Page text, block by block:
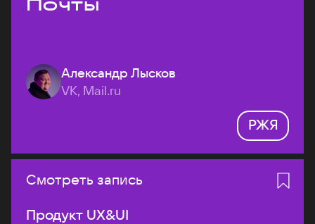
Почты
Александр Лысков
VK, Mail.ru
РЖЯ
Смотреть запись
Продукт UX&UI